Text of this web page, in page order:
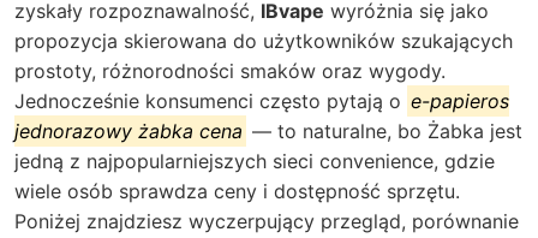
zyskały rozpoznawalność, IBvape wyróżnia się jako
propozycja skierowana do użytkowników szukających
prostoty, różnorodności smaków oraz wygody.
Jednocześnie konsumenci często pytają o e-papieros
jednorazowy żabka cena — to naturalne, bo Żabka jest
jedną z najpopularniejszych sieci convenience, gdzie
wiele osób sprawdza ceny i dostępność sprzętu.
Poniżej znajdziesz wyczerpujący przegląd, porównanie